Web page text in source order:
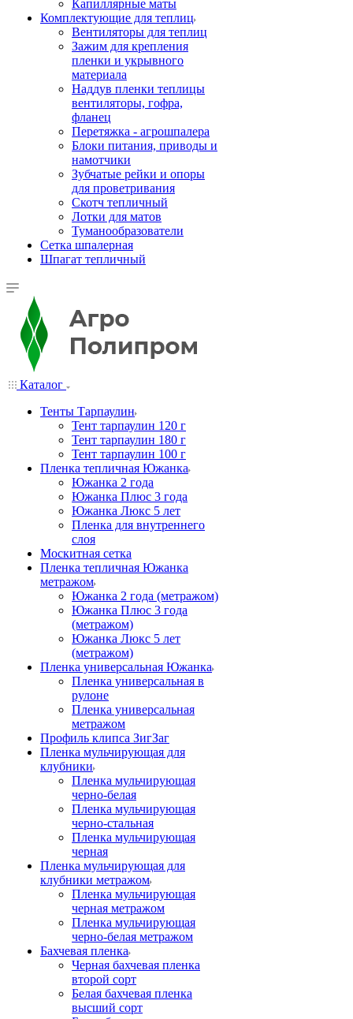
Капиллярные маты
Комплектующие для теплиц
Вентиляторы для теплиц
Зажим для крепления
пленки и укрывного
материала
Наддув пленки теплицы
вентиляторы, гофра,
фланец
Перетяжка - агрошпалера
Блоки питания, приводы и
намотчики
Зубчатые рейки и опоры
для проветривания
Скотч тепличный
Лотки для матов
Туманообразователи
Сетка шпалерная
Шпагат тепличный
Каталог
Тенты Тарпаулин
Тент тарпаулин 120 г
Тент тарпаулин 180 г
Тент тарпаулин 100 г
Пленка тепличная Южанка
Южанка 2 года
Южанка Плюс 3 года
Южанка Люкс 5 лет
Пленка для внутреннего
слоя
Москитная сетка
Пленка тепличная Южанка
метражом
Южанка 2 года (метражом)
Южанка Плюс 3 года
(метражом)
Южанка Люкс 5 лет
(метражом)
Пленка универсальная Южанка
Пленка универсальная в
рулоне
Пленка универсальная
метражом
Профиль клипса ЗигЗаг
Пленка мульчирующая для
клубники
Пленка мульчирующая
черно-белая
Пленка мульчирующая
черно-стальная
Пленка мульчирующая
черная
Пленка мульчирующая для
клубники метражом
Пленка мульчирующая
черная метражом
Пленка мульчирующая
черно-белая метражом
Бахчевая пленка
Черная бахчевая пленка
второй сорт
Белая бахчевая пленка
высший сорт